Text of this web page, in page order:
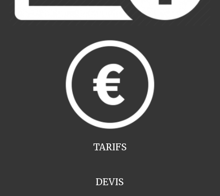
TARIFS
DEVIS